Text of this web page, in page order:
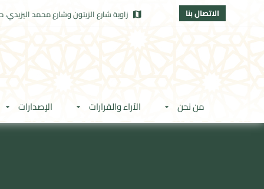
الاتصال بنا زاوية شارع الزيتون وشارع محمد اليزيدي،
من نحن الآراء والقرارات الإصدارات